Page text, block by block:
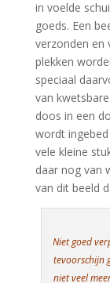
in voelde
goeds. Een
verzonden en
plekken
speciaal
van
doos in een
wordt
vele kleine
daar nog van
van dit beeld
Niet goed
tevoorschijn
niet veel